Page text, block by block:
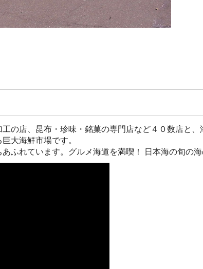
の店、昆布・珍味・銘菓の専門店など４０数店と
大海鮮市場です。
ふれています。グルメ海道を満喫！ 日本海の旬の